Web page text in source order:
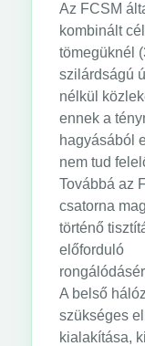
Az FCSM
kombinált
tömegüknél
szilárdságú
nélkül
ennek a
hagyásából
nem tud
Továbbá az
csatorna
történő
előforduló
A belső
szükséges
kialakítása,